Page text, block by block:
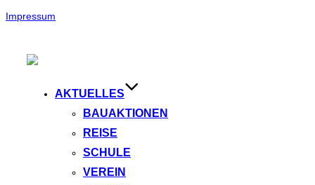
Impressum
Inhalt
AKTUELLES
BAUAKTIONEN
REISE
SCHULE
VEREIN